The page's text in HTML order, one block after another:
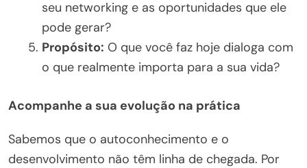
seu networking e as oportunidades que ele
pode gerar?
Propósito: O que você faz hoje dialoga com
o que realmente importa para a sua vida?
Acompanhe a sua evolução na prática
Sabemos que o autoconhecimento e o
desenvolvimento não têm linha de chegada. Por